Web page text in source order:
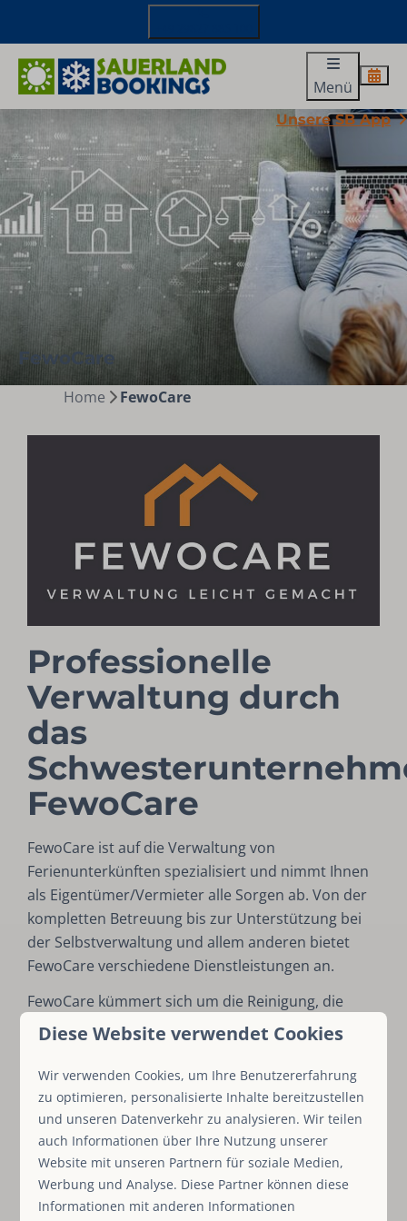
Menü
FewoCare
Unsere SB App
Home FewoCare
Professionelle
Verwaltung durch
das
FewoCare
FewoCare ist auf die Verwaltung von
Ferienunterkünften spezialisiert und nimmt Ihnen
als Eigentümer/Vermieter alle Sorgen ab. Von der
kompletten Betreuung bis zur Unterstützung bei
der Selbstverwaltung und allem anderen bietet
FewoCare verschiedene Dienstleistungen an.
FewoCare kümmert sich um die Reinigung, die
Bettwäsche, den Hausmeisterservice, die
gelegentliche und regelmäßige Wartung, die
Beantwortung von Fragen der Gäste zur
Unterkunft, die Unterstützung bei Dingen, die Sie
selbst erledigen möchten und alles andere, was
mit der Verwaltung Ihres Ferienhauses oder Ihrer
Ferienwohnung zu tun hat.
Diese Website verwendet Cookies
Wir verwenden Cookies, um Ihre Benutzererfahrung
zu optimieren, personalisierte Inhalte bereitzustellen
und unseren Datenverkehr zu analysieren. Wir teilen
auch Informationen über Ihre Nutzung unserer
Website mit unseren Partnern für soziale Medien,
Werbung und Analyse. Diese Partner können diese
Informationen mit anderen Informationen